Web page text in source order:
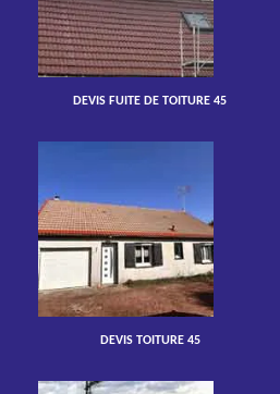
DEVIS FUITE DE TOITURE 45
DEVIS TOITURE 45